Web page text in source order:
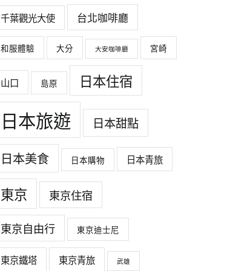
千葉觀光大使 台北咖啡廳
和服體驗 大分 大安咖啡廳 宮崎
山口 島原 日本住宿
日本旅遊 日本甜點
日本美食 日本購物 日本青旅
東京 東京住宿
東京自由行 東京迪士尼
東京鐵塔 東京青旅 武雄